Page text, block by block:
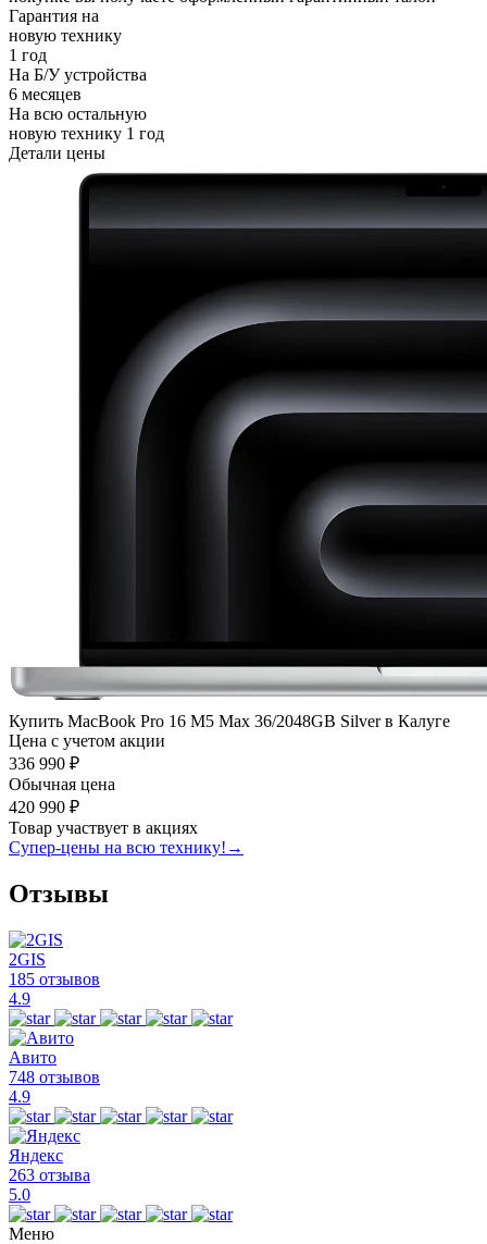
Гарантия на
новую технику
1 год
На Б/У устройства
6 месяцев
На всю остальную
новую технику 1 год
Детали цены
Купить MacBook Pro 16 M5 Max 36/2048GB Silver в Калуге
Цена с учетом акции
336 990 ₽
Обычная цена
420 990 ₽
Товар участвует в акциях
Супер-цены на всю технику! →
Отзывы
2GIS
185 отзывов
4.9
Авито
748 отзывов
4.9
Яндекс
263 отзыва
5.0
Меню